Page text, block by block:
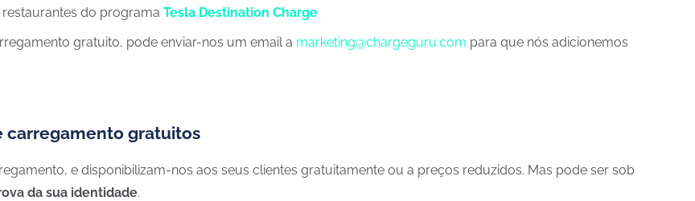
do programa Tesla Destination Charge
gratuito, pode enviar-nos um email a marketing@chargeguru.com para que nós adicionemos
carregamento gratuitos
e disponibilizam-nos aos seus clientes gratuitamente ou a preços reduzidos. Mas pode ser sob
da sua identidade.